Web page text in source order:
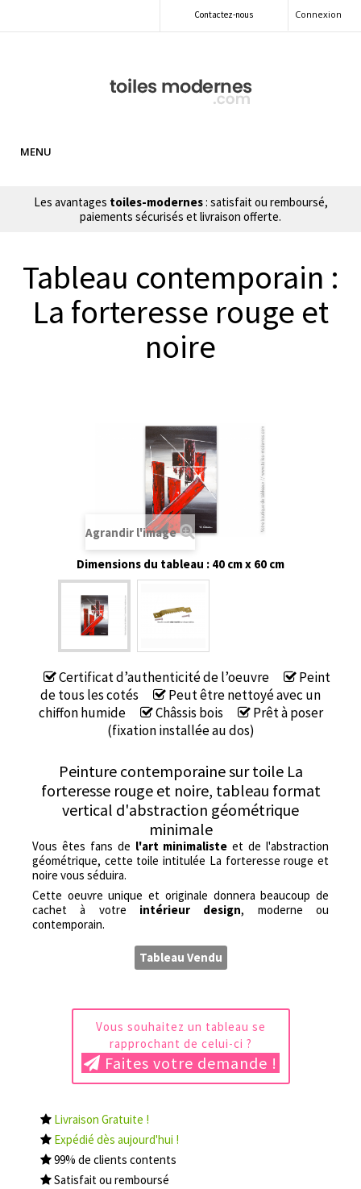
Connexion
Contactez-nous
MENU
Les avantages toiles-modernes: satisfait ou remboursé,
paiements sécurisés et livraison offerte.
Tableau contemporain :
La forteresse rouge et
noire
Agrandir l'image
Dimensions du tableau : 40 cm x 60 cm
Certificat d’authenticité de l’oeuvre
Peint
de tous les cotés
Peut être nettoyé avec un
chiffon humide
Châssis bois
Prêt à poser
(fixation installée au dos)
Peinture contemporaine sur toile La
forteresse rouge et noire, tableau format
vertical d'abstraction géométrique
minimale
Vous êtes fans de l'art minimaliste et de l'abstraction
géométrique, cette toile intitulée La forteresse rouge et
noire vous séduira.
Cette oeuvre unique et originale donnera beaucoup de
cachet à votre intérieur design, moderne ou
contemporain.
Tableau Vendu
Vous souhaitez un tableau se
rapprochant de celui-ci ?
Faites votre demande !
Livraison Gratuite !
Expédié dès aujourd'hui !
99% de clients contents
Satisfait ou remboursé